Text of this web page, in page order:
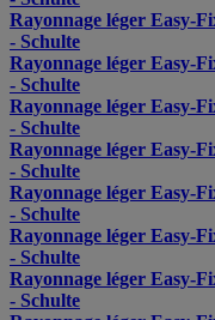
Rayonnage léger Easy-
- Schulte
Rayonnage léger Easy-
- Schulte
Rayonnage léger Easy-
- Schulte
Rayonnage léger Easy-
- Schulte
Rayonnage léger Easy-
- Schulte
Rayonnage léger Easy-
- Schulte
Rayonnage léger Easy-
- Schulte